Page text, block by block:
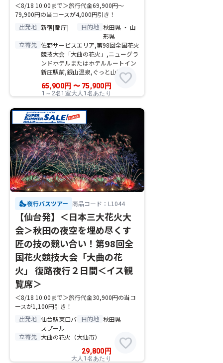
＜8/18 10:00まで＞旅行代金69,900円～
79,900円の当コースが4,000円引き！
出発地 新宿[都庁] 目的地 秋田県 ・ 山
形県
立寄先 佐野サービスエリア,第98回全国花火
競技大会「大曲の花火」,ニューグラ
ンドホテルまたはホテルルートイン
新庄駅前,銀山温泉,ぐっと山形
65,900円 〜75,900円
1～2名1室大人1名あたり
favorite
nights_stay夜行バスツアー 商品コード：L1044
【仙台発】＜日本三大花火大
会＞秋田の夜空を埋め尽くす
匠の技の競い合い！第98回全
国花火競技大会「大曲の花
火」 復路夜行２日間＜イス観
覧席＞
＜8/18 10:00まで＞旅行代金30,900円の当コ
ースが1,100円引き！
出発地 仙台駅東口バ
スプール
目的地 秋田県
立寄先 大曲の花火（大仙市）
29,800 円
大人1名あたり
favorite